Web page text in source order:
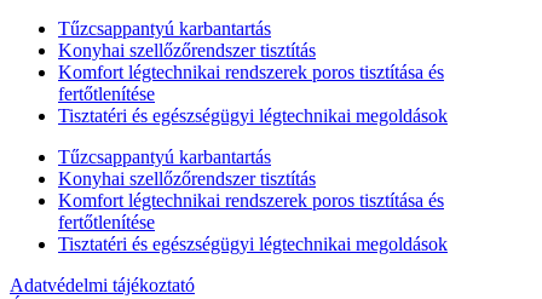
Tűzcsappantyú karbantartás
Konyhai szellőzőrendszer tisztítás
Komfort légtechnikai rendszerek poros tisztítása és
fertőtlenítése
Tisztatéri és egészségügyi légtechnikai megoldások
Tűzcsappantyú karbantartás
Konyhai szellőzőrendszer tisztítás
Komfort légtechnikai rendszerek poros tisztítása és
fertőtlenítése
Tisztatéri és egészségügyi légtechnikai megoldások
Adatvédelmi tájékoztató